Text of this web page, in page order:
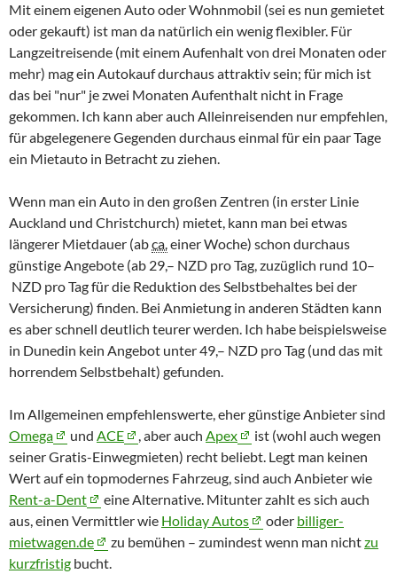
Mit einem eigenen Auto oder Wohnmobil (sei es nun gemietet
oder gekauft) ist man da natürlich ein wenig flexibler. Für
Langzeitreisende (mit einem Aufenhalt von drei Monaten oder
mehr) mag ein Autokauf durchaus attraktiv sein; für mich ist
das bei "nur" je zwei Monaten Aufenthalt nicht in Frage
gekommen. Ich kann aber auch Alleinreisenden nur empfehlen,
für abgelegenere Gegenden durchaus einmal für ein paar Tage
ein Mietauto in Betracht zu ziehen.
Wenn man ein Auto in den großen Zentren (in erster Linie
Auckland und Christchurch) mietet, kann man bei etwas
längerer Mietdauer (abca.einer Woche) schon durchaus
günstige Angebote (ab 29,– NZD pro Tag, zuzüglich rund 10–
NZD pro Tag für die Reduktion des Selbstbehaltes bei der
Versicherung) finden. Bei Anmietung in anderen Städten kann
es aber schnell deutlich teurer werden. Ich habe beispielsweise
in Dunedin kein Angebot unter 49,– NZD pro Tag (und das mit
horrendem Selbstbehalt) gefunden.
Im Allgemeinen empfehlenswerte, eher günstige Anbieter sind
Omega
und ACE , aber auch Apex
ist (wohl auch wegen
seiner Gratis-Einwegmieten) recht beliebt. Legt man keinen
Wert auf ein topmodernes Fahrzeug, sind auch Anbieter wie
Rent-a-Dent
eine Alternative. Mitunter zahlt es sich auch
aus, einen Vermittler wie Holiday Autos oder billiger-
mietwagen.de
zu bemühen – zumindest wenn man nichtzu
kurzfristig bucht.